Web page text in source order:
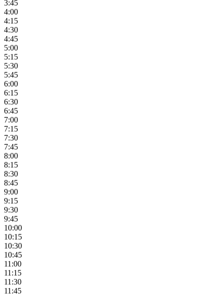
3:45
4:00
4:15
4:30
4:45
5:00
5:15
5:30
5:45
6:00
6:15
6:30
6:45
7:00
7:15
7:30
7:45
8:00
8:15
8:30
8:45
9:00
9:15
9:30
9:45
10:00
10:15
10:30
10:45
11:00
11:15
11:30
11:45